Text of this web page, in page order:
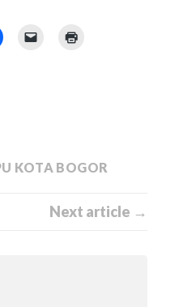
KOTA BOGOR
Next article →